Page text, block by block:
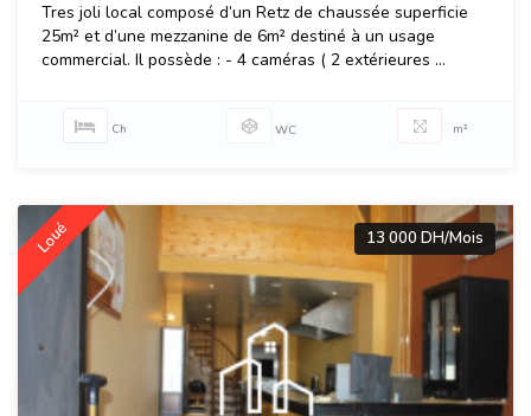
Tres joli local composé d’un Retz de chaussée superficie
25m² et d’une mezzanine de 6m² destiné à un usage
commercial. Il possède : - 4 caméras ( 2 extérieures ...
Ch WC m²
Loué 13 000 DH/Mois